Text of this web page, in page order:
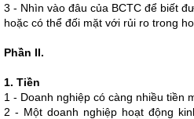
3 - Nhìn vào đâu của BCTC để biết
hoặc có thể đối mặt với rủi ro trong
Phần II.
1. Tiền
1 - Doanh nghiệp có càng nhiều tiền
2 - Một doanh nghiệp hoạt động